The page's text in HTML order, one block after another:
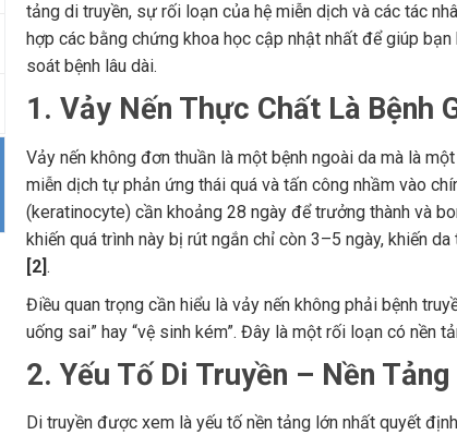
tảng di truyền, sự rối loạn của hệ miễn dịch và các tác
hợp các bằng chứng khoa học cập nhật nhất để giúp
soát bệnh lâu dài.
1. Vảy Nến Thực Chất Là Bệnh
Vảy nến không đơn thuần là một bệnh ngoài da mà là một
miễn dịch tự phản ứng thái quá và tấn công nhầm vào
(keratinocyte) cần khoảng 28 ngày để trưởng thành và
khiến quá trình này bị rút ngắn chỉ còn 3–5 ngày, khiến
[2] .
Điều quan trọng cần hiểu là vảy nến không phải bệnh
uống sai” hay “vệ sinh kém”. Đây là một rối loạn có
2. Yếu Tố Di Truyền – Nền
Di truyền được xem là yếu tố nền tảng lớn nhất quyết